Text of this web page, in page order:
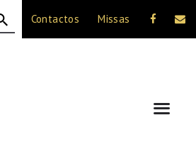
Contactos Missas